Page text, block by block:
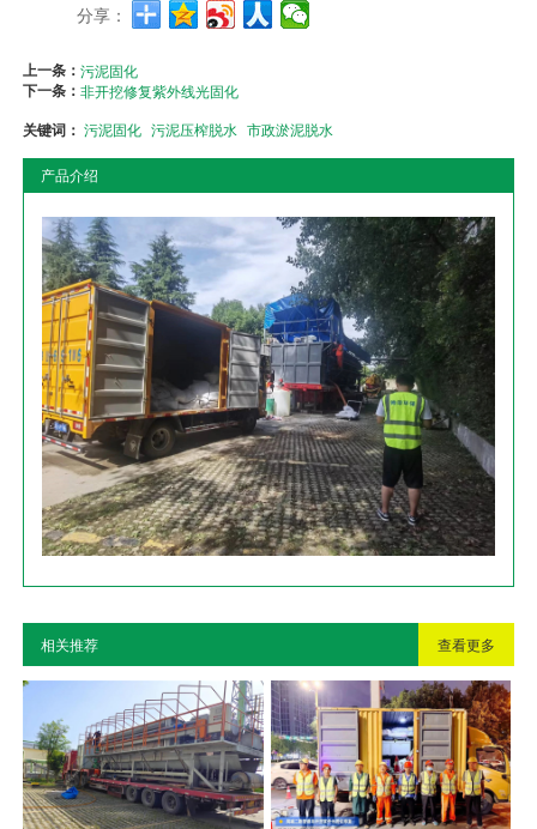
分享：
上一条：污泥固化
下一条：非开挖修复紫外线光固化
关键词：污泥固化 污泥压榨脱水 市政淤泥脱水
产品介绍
相关推荐 查看更多